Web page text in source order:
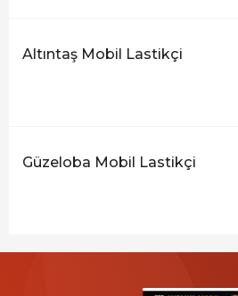
Altıntaş Mobil Lastikçi
Güzeloba Mobil Lastikçi